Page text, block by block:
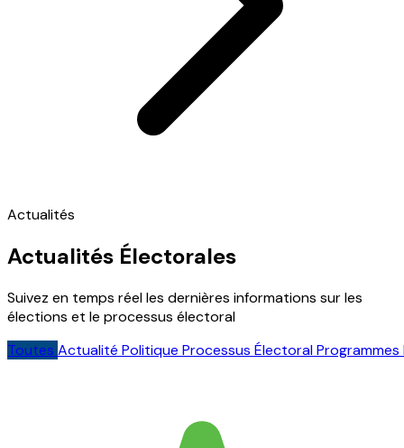
Actualités
Actualités Électorales
Suivez en temps réel les dernières informations sur les
élections et le processus électoral
Toutes Actualité Politique Processus Électoral